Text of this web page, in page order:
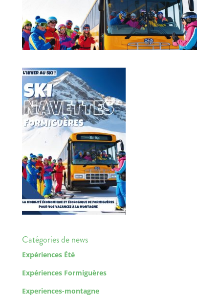
Catégories de news
Expériences Été
Expériences Formiguères
Experiences-montagne